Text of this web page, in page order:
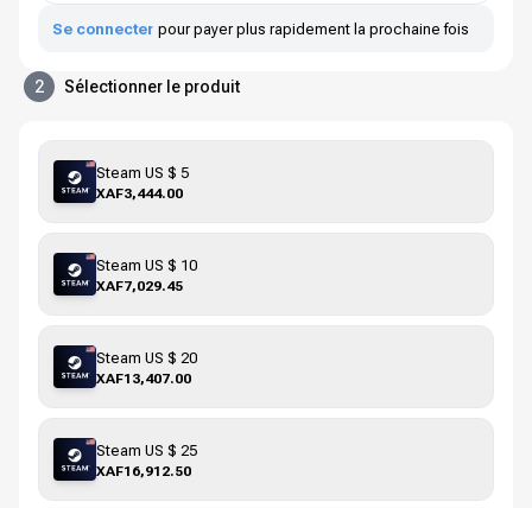
Se connecter pour payer plus rapidement la prochaine fois
2 Sélectionner le produit
Steam US $ 5
XAF3,444.00
Steam US $ 10
XAF7,029.45
Steam US $ 20
XAF13,407.00
Steam US $ 25
XAF16,912.50